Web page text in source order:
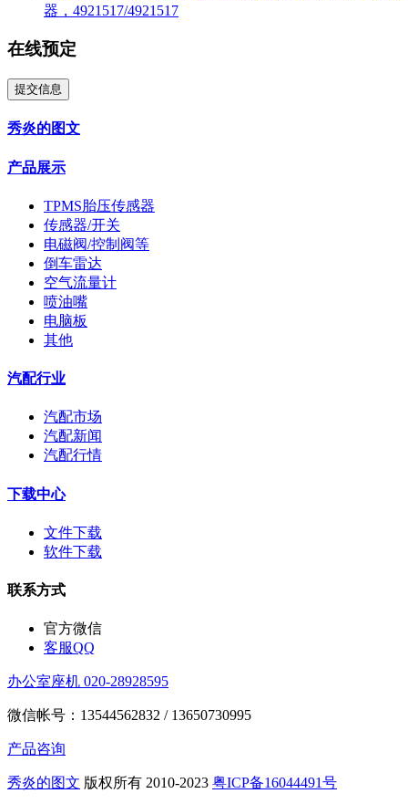
器，4921517/4921517
在线预定
提交信息
秀炎的图文
产品展示
TPMS胎压传感器
传感器/开关
电磁阀/控制阀等
倒车雷达
空气流量计
喷油嘴
电脑板
其他
汽配行业
汽配市场
汽配新闻
汽配行情
下载中心
文件下载
软件下载
联系方式
官方微信
客服QQ
办公室座机 020-28928595
微信帐号：13544562832 / 13650730995
产品咨询
秀炎的图文 版权所有 2010-2023 粤ICP备16044491号